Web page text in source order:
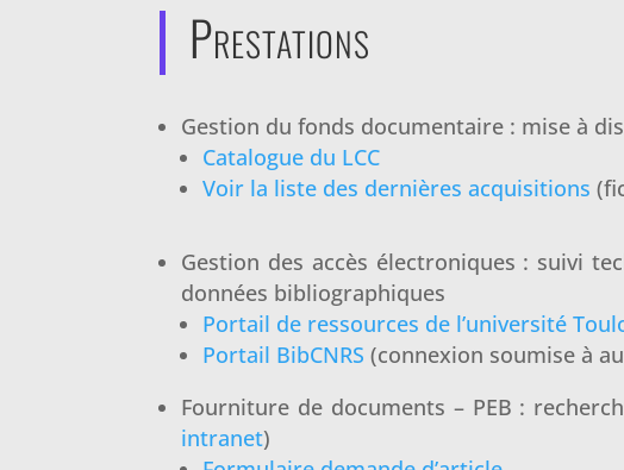
Prestations
Gestion du fonds documentaire : mise à
Catalogue du LCC
Voir la liste des dernières acquisitions
Gestion des accès électroniques : suivi
données bibliographiques
Portail de ressources de l’université
Portail BibCNRS (connexion soumise à
Fourniture de documents – PEB :
intranet)